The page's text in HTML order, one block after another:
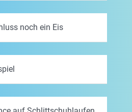
noch ein Eis